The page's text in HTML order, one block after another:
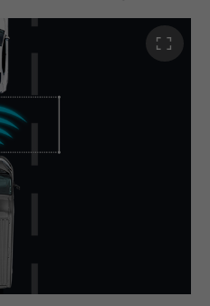
de controlo de faixa do
o veículo no centro